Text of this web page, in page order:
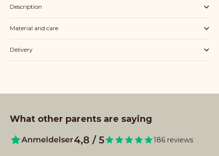
Description
Material and care
Delivery
What other parents are saying
Anmeldelser4,8 / 5 186 reviews